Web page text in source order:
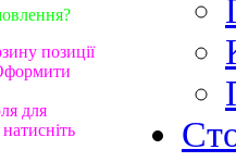
позиції
для